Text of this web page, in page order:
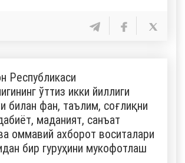
Республикаси
ўттиз икки йиллиги
билан фан, таълим, соғлиқни
маданият, санъат
оммавий ахборот воситалари
бир гуруҳини мукофотлаш